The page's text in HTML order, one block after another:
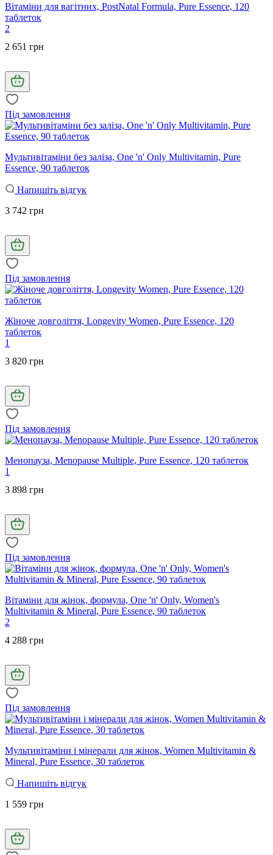
Вітаміни для вагітних, PostNatal Formula, Pure Essence, 120
таблеток
2
2 651 грн
Під замовлення
Мультивітаміни без заліза, One 'n' Only Multivitamin, Pure
Essence, 90 таблеток
Напишіть відгук
3 742 грн
Під замовлення
Жіноче довголіття, Longevity Women, Pure Essence, 120
таблеток
1
3 820 грн
Під замовлення
Менопауза, Menopause Multiple, Pure Essence, 120 таблеток
1
3 898 грн
Під замовлення
Вітаміни для жінок, формула, One 'n' Only, Women's
Multivitamin & Mineral, Pure Essence, 90 таблеток
2
4 288 грн
Під замовлення
Мультивітаміни і мінерали для жінок, Women Multivitamin &
Mineral, Pure Essence, 30 таблеток
Напишіть відгук
1 559 грн